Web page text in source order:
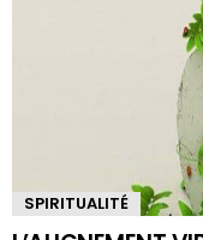
SPIRITUALITÉ